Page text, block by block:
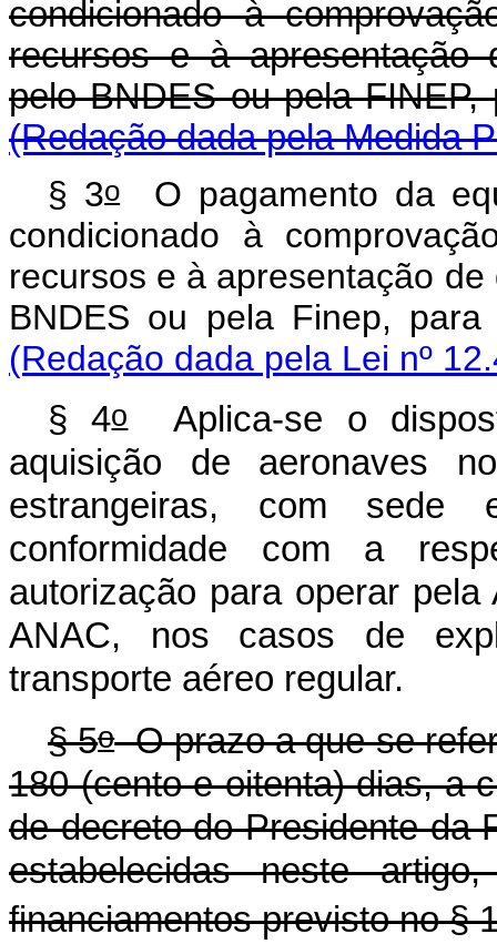
condicionado à
recursos e à apresentação
pelo BNDES ou pela
(Redação dada pela Medida
§ 3oO pagamento da
condicionado à
recursos e à apresentação
BNDES ou pela Finep,
(Redação dada pela Lei nº
§ 4oAplica-se o
aquisição de aeronaves
estrangeiras, com sede
conformidade com a
autorização para operar
ANAC, nos casos de
transporte aéreo regular.
§ 5oO prazo a que se
180 (cento e oitenta) dias, a
de decreto do Presidente da
estabelecidas neste
financiamentos previsto no §